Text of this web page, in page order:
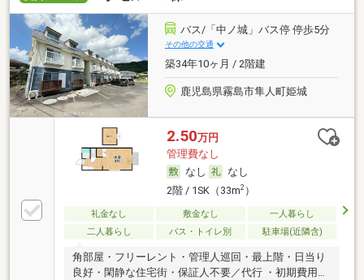
バス/「中ノ城」バス停 停歩5分
その他の交通
築34年10ヶ月 / 2階建
鹿児島県霧島市隼人町姫城
2.50万円
管理費なし
なし
なし
2階 / 1SK（33m2）
礼金なし 敷金なし
一人暮らし
二人暮らし
バス・トイレ別 駐車場(近隣含)
角部屋・フリーレント・管理人巡回・最上階・日当り
良好・閑静な住宅街・保証人不要／代行 ・初期費用カ